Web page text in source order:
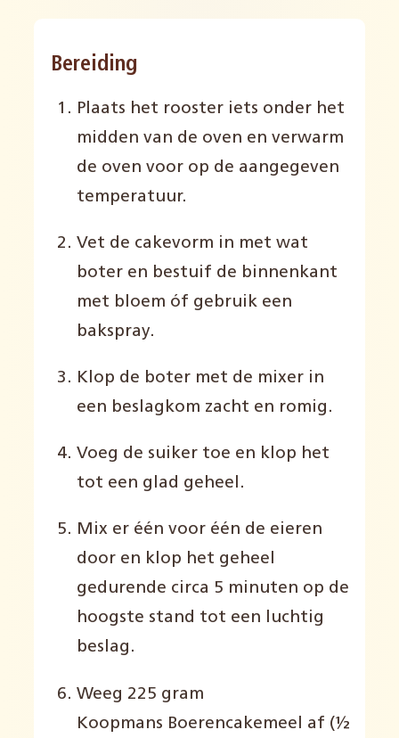
Bereiding
Plaats het rooster iets onder het
midden van de oven en verwarm
de oven voor op de aangegeven
temperatuur.
Vet de cakevorm in met wat
boter en bestuif de binnenkant
met bloem óf gebruik een
bakspray.
Klop de boter met de mixer in
een beslagkom zacht en romig.
Voeg de suiker toe en klop het
tot een glad geheel.
Mix er één voor één de eieren
door en klop het geheel
gedurende circa 5 minuten op de
hoogste stand tot een luchtig
beslag.
Weeg 225 gram
Koopmans Boerencakemeel af (½